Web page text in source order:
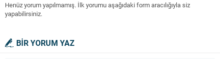
Henüz yorum yapılmamış. İlk yorumu aşağıdaki form aracılığıyla siz
yapabilirsiniz.
BİR YORUM YAZ